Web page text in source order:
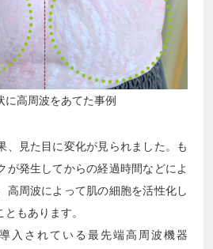
に高周波をあてた事例
、見た目に変化が見られました。も
が発生してからの経過時間などによ
高周波によって肌の細胞を活性化し
もあります。
入されている最先端高周波機器